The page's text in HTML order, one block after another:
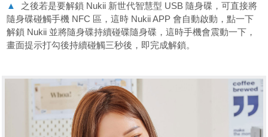
▲
之後若是要解鎖 Nukii 新世代智慧型 USB 隨身碟，可直接將
隨身碟碰觸手機 NFC 區，這時 Nukii APP 會自動啟動，點一下
解鎖 Nukii 並將隨身碟持續碰碟隨身碟，這時手機會震動一下，
畫面提示打勾後持續碰觸三秒後，即完成解鎖。